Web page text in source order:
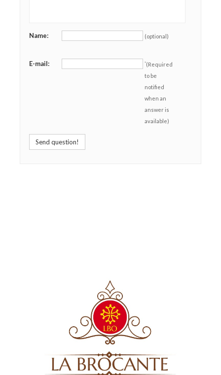
Name: (optional)
E-mail: *(Required
to be
notified
when an
answer is
available)
Send question!